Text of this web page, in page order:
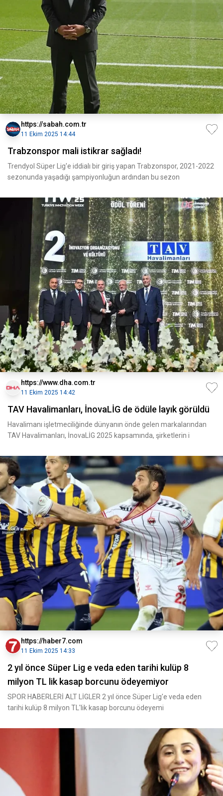
https://sabah.com.tr
11 Ekim 2025 14:44
Trabzonspor mali istikrar sağladı!
Trendyol Süper Lig'e iddialı bir giriş yapan Trabzonspor, 2021-2022
sezonunda yaşadığı şampiyonluğun ardından bu sezon
https://www.dha.com.tr
11 Ekim 2025 14:42
TAV Havalimanları, İnovaLİG de ödüle layık görüldü
Havalimanı işletmeciliğinde dünyanın önde gelen markalarından
TAV Havalimanları, İnovaLİG 2025 kapsamında, şirketlerin i
https://haber7.com
11 Ekim 2025 14:33
2 yıl önce Süper Lig e veda eden tarihi kulüp 8
milyon TL lik kasap borcunu ödeyemiyor
SPOR HABERLERİ ALT LİGLER 2 yıl önce Süper Lig'e veda eden
tarihi kulüp 8 milyon TL'lik kasap borcunu ödeyemi